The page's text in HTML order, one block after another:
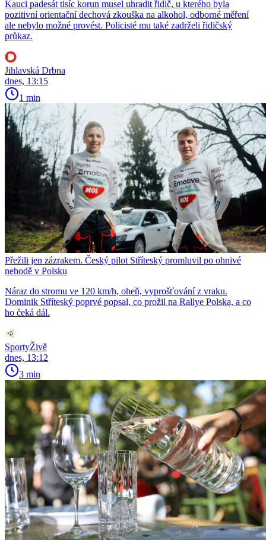
Kauci padesát tisíc korun musel uhradit řidič, u kterého byla
pozitivní orientační dechová zkouška na alkohol, odborné měření
ale nebylo možné provést. Policisté mu také zadrželi řidičský
průkaz.
Jihlavská Drbna
dnes, 13:15
1 min
Přežili jen zázrakem. Český pilot Stříteský promluvil po ohnivé
nehodě v Polsku
Náraz do stromu ve 120 km/h, oheň, vyprošťování z vraku.
Dominik Stříteský poprvé popsal, co prožil na Rallye Polska, a co
ho čeká dál.
SportyŽivě
dnes, 13:12
3 min